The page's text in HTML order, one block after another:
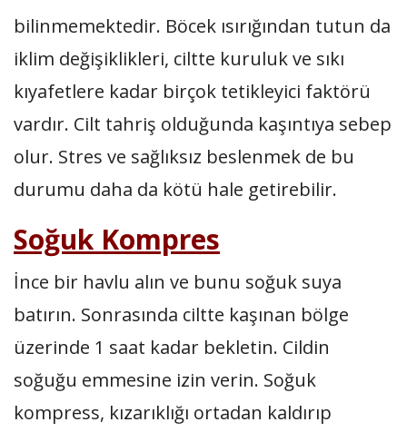
bilinmemektedir. Böcek ısırığından tutun da
iklim değişiklikleri, ciltte kuruluk ve sıkı
kıyafetlere kadar birçok tetikleyici faktörü
vardır. Cilt tahriş olduğunda kaşıntıya sebep
olur. Stres ve sağlıksız beslenmek de bu
durumu daha da kötü hale getirebilir.
Soğuk Kompres
İnce bir havlu alın ve bunu soğuk suya
batırın. Sonrasında ciltte kaşınan bölge
üzerinde 1 saat kadar bekletin. Cildin
soğuğu emmesine izin verin. Soğuk
kompress, kızarıklığı ortadan kaldırıp